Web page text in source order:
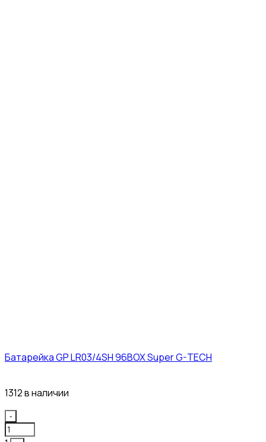
Батарейка GP LR03/4SH 96BOX Super G-TECH
1312 в наличии
Quantity
-